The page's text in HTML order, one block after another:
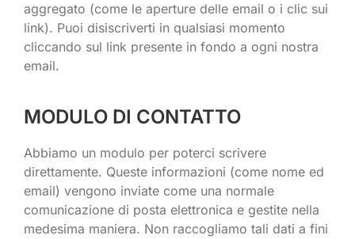
aggregato (come le aperture delle email o i clic sui
link). Puoi disiscriverti in qualsiasi momento
cliccando sul link presente in fondo a ogni nostra
email.
MODULO DI CONTATTO
Abbiamo un modulo per poterci scrivere
direttamente. Queste informazioni (come nome ed
email) vengono inviate come una normale
comunicazione di posta elettronica e gestite nella
medesima maniera. Non raccogliamo tali dati a fini